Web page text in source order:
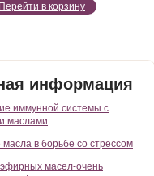
Перейти в корзину
информация
иммунной системы с
маслами
в борьбе со стрессом
эфирных масел-очень